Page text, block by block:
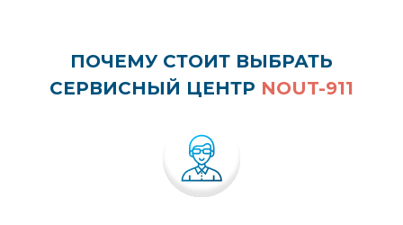
ПОЧЕМУ СТОИТ ВЫБРАТЬ
СЕРВИСНЫЙ ЦЕНТР NOUT-911